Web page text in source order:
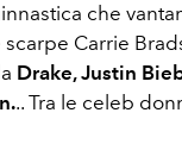
che
Carrie
Drake, Justin
.. Tra le celeb